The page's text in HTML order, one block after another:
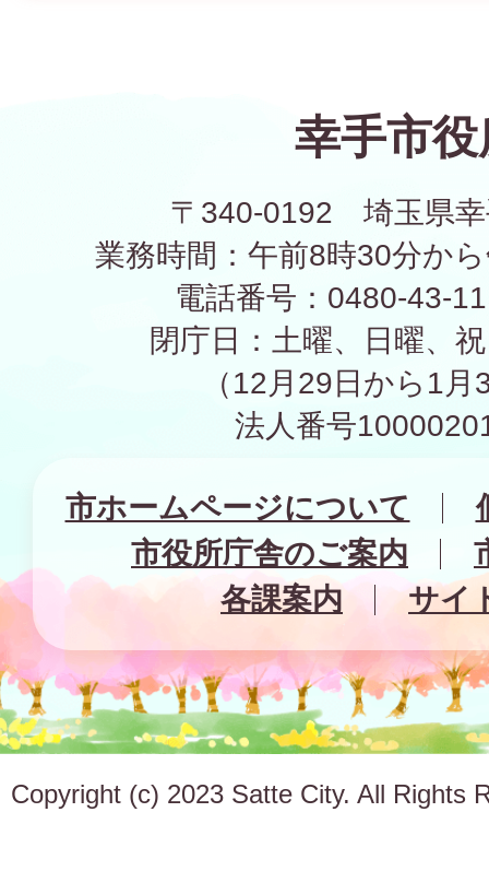
幸手市役
〒340-0192 埼玉県幸
業務時間：午前8時30分か
電話番号：0480-43-
閉庁日：土曜、日曜、
（12月29日から1
法人番号
市ホームページについて
市役所庁舎のご案内
各課案内
サイ
Copyright (c) 2023 Satte City. All Rights